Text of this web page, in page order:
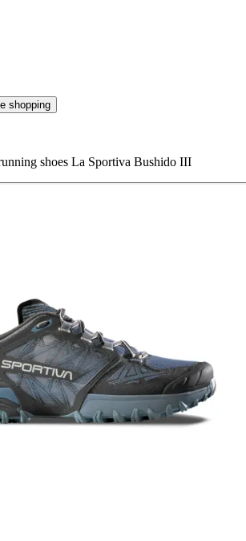
shopping
shoes La Sportiva Bushido III